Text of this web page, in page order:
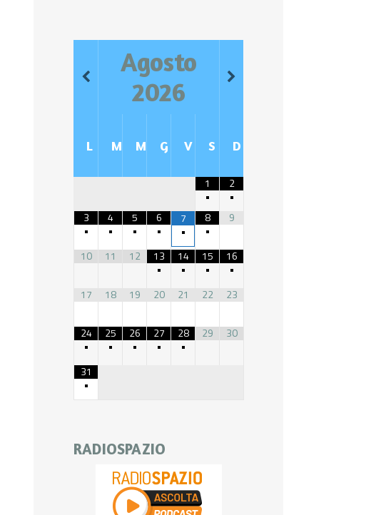
Agosto
2026
L M M G V S D
1
•
2
•
3
•
4
•
5
•
6
•
7
•
8
•
9
10 11 12
13
•
14
•
15
•
16
•
17
18 19 20 21 22 23
24
•
25
•
26
•
27
•
28
•
29 30
31
•
RADIOSPAZIO